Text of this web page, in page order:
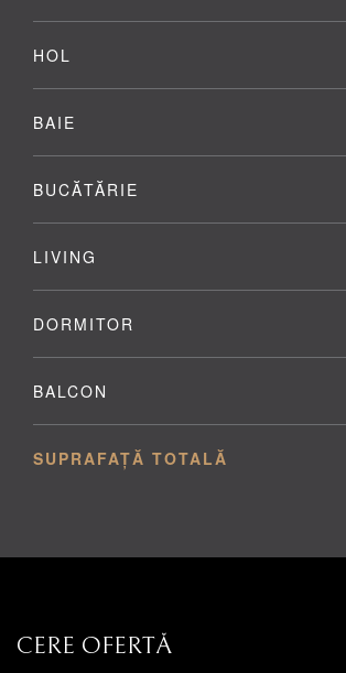
HOL
BAIE
BUCĂTĂRIE
LIVING
DORMITOR
BALCON
SUPRAFAȚĂ TOTALĂ
CERE OFERTĂ